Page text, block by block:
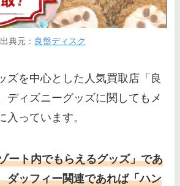
出典元： 良盤ディスク
ズを中心とした人気買取店「良
ディズニーグッズに関してもメ
入っています。
ート内でもらえるグッズ」であ
ダッフィー関連であれば「ハン